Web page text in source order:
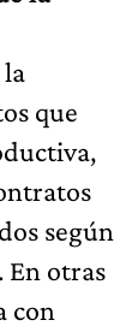
que
según
En otras
con